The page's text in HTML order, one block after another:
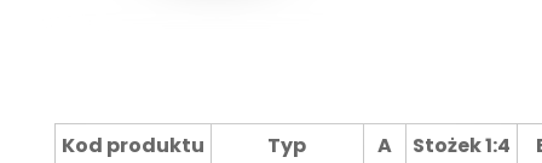
Kod produktu Typ A Stożek 1:4